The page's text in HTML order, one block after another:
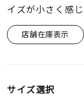
リングサイズ
リングサイズ
イズが小さく感
店舗在庫表示
サイズ選択